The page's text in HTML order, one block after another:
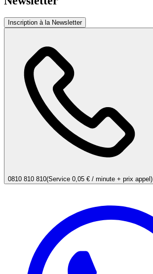
Inscription à la Newsletter
0810 810 810(Service 0,05 € / minute + prix appel)